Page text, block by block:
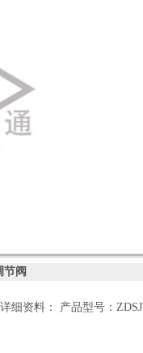
节阀
细资料： 产品型号：